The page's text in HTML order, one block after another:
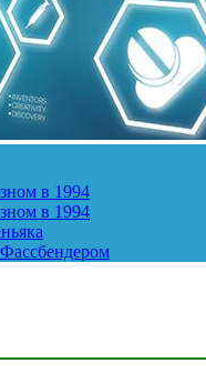
в 1994
в 1994